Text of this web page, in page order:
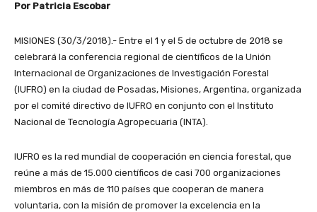
Por Patricia Escobar
MISIONES (30/3/2018).- Entre el 1 y el 5 de octubre de 2018 se
celebrará la conferencia regional de científicos de la Unión
Internacional de Organizaciones de Investigación Forestal
(IUFRO) en la ciudad de Posadas, Misiones, Argentina, organizada
por el comité directivo de IUFRO en conjunto con el Instituto
Nacional de Tecnología Agropecuaria (INTA).
IUFRO es la red mundial de cooperación en ciencia forestal, que
reúne a más de 15.000 científicos de casi 700 organizaciones
miembros en más de 110 países que cooperan de manera
voluntaria, con la misión de promover la excelencia en la